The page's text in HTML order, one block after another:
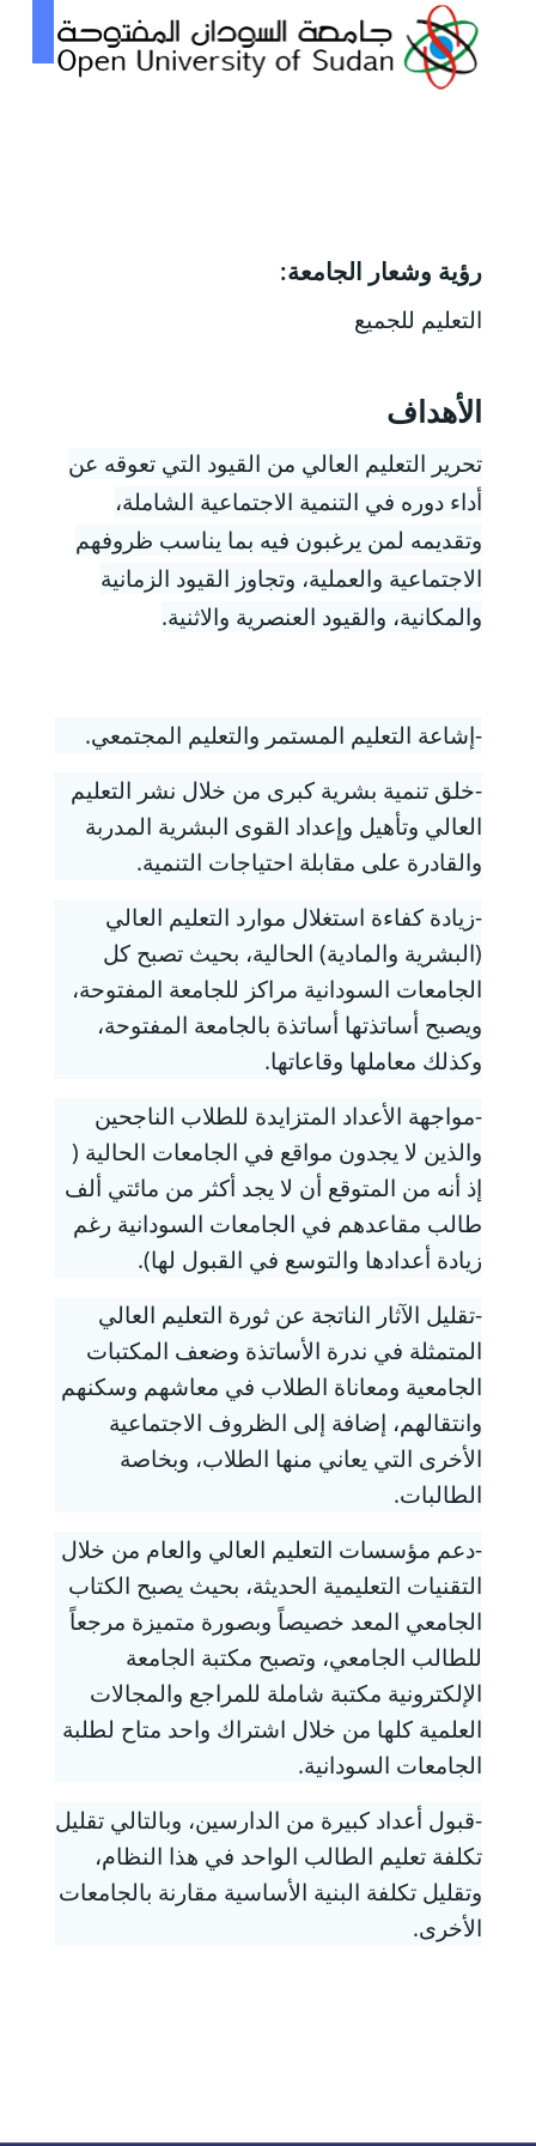
رؤية وشعار الجامعة:
التعليم للجميع
الأهداف
تحرير التعليم العالي من القيود التي تعوقه عن
أداء دوره في التنمية الاجتماعية الشاملة،
وتقديمه لمن يرغبون فيه بما يناسب ظروفهم
الاجتماعية والعملية، وتجاوز القيود الزمانية
والمكانية، والقيود العنصرية والاثنية.
-إشاعة التعليم المستمر والتعليم المجتمعي.
-خلق تنمية بشرية كبرى من خلال نشر التعليم
العالي وتأهيل وإعداد القوى البشرية المدربة
والقادرة على مقابلة احتياجات التنمية.
-زيادة كفاءة استغلال موارد التعليم العالي
(البشرية والمادية) الحالية، بحيث تصبح كل
الجامعات السودانية مراكز للجامعة المفتوحة،
ويصبح أساتذتها أساتذة بالجامعة المفتوحة،
وكذلك معاملها وقاعاتها.
-مواجهة الأعداد المتزايدة للطلاب الناجحين
والذين لا يجدون مواقع في الجامعات الحالية (
إذ أنه من المتوقع أن لا يجد أكثر من مائتي ألف
طالب مقاعدهم في الجامعات السودانية رغم
زيادة أعدادها والتوسع في القبول لها).
-تقليل الآثار الناتجة عن ثورة التعليم العالي
المتمثلة في ندرة الأساتذة وضعف المكتبات
الجامعية ومعاناة الطلاب في معاشهم وسكنهم
وانتقالهم، إضافة إلى الظروف الاجتماعية
الأخرى التي يعاني منها الطلاب، وبخاصة
الطالبات.
-دعم مؤسسات التعليم العالي والعام من خلال
التقنيات التعليمية الحديثة، بحيث يصبح الكتاب
الجامعي المعد خصيصاً وبصورة متميزة مرجعاً
للطالب الجامعي، وتصبح مكتبة الجامعة
الإلكترونية مكتبة شاملة للمراجع والمجالات
العلمية كلها من خلال اشتراك واحد متاح لطلبة
الجامعات السودانية.
-قبول أعداد كبيرة من الدارسين، وبالتالي تقليل
تكلفة تعليم الطالب الواحد في هذا النظام،
وتقليل تكلفة البنية الأساسية مقارنة بالجامعات
الأخرى.